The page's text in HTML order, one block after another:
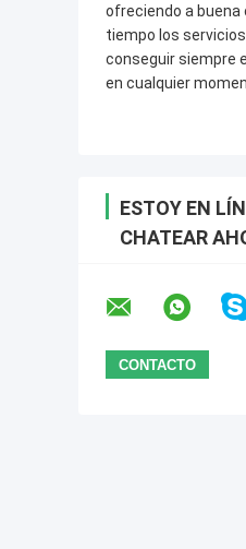
ofreciendo a buena
tiempo los
conseguir siempre
en cualquier
ESTOY EN
CHATEAR